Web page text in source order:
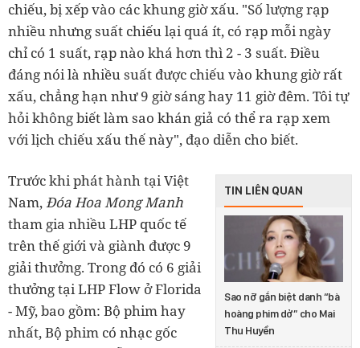
chiếu, bị xếp vào các khung giờ xấu. "Số lượng rạp
nhiều nhưng suất chiếu lại quá ít, có rạp mỗi ngày
chỉ có 1 suất, rạp nào khá hơn thì 2 - 3 suất. Điều
đáng nói là nhiều suất được chiếu vào khung giờ rất
xấu, chẳng hạn như 9 giờ sáng hay 11 giờ đêm. Tôi tự
hỏi không biết làm sao khán giả có thể ra rạp xem
với lịch chiếu xấu thế này", đạo diễn cho biết.
TIN LIÊN QUAN
Sao nỡ gắn biệt danh “bà
hoàng phim dở” cho Mai
Thu Huyền
Trước khi phát hành tại Việt
Nam,Đóa Hoa Mong Manh
tham gia nhiều LHP quốc tế
trên thế giới và giành được 9
giải thưởng. Trong đó có 6 giải
thưởng tại LHP Flow ở Florida
- Mỹ, bao gồm: Bộ phim hay
nhất, Bộ phim có nhạc gốc